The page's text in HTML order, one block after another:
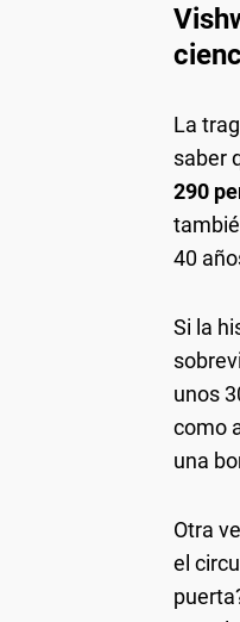
La
saber
290
40
Si la
unos
como
una
Otra
el